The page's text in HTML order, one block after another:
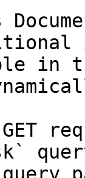
in
GET